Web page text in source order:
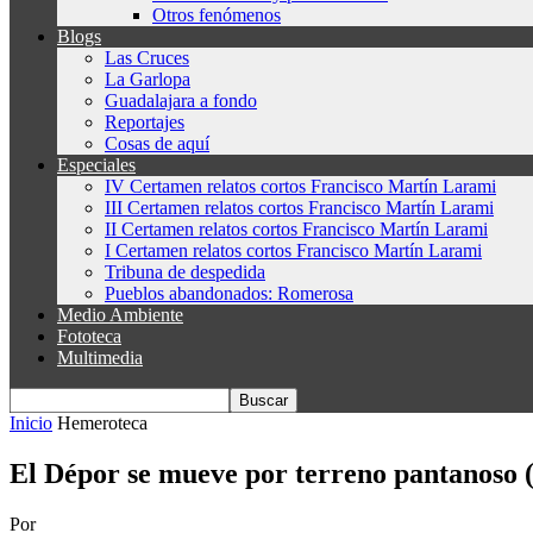
Otros fenómenos
Blogs
Las Cruces
La Garlopa
Guadalajara a fondo
Reportajes
Cosas de aquí
Especiales
IV Certamen relatos cortos Francisco Martín Larami
III Certamen relatos cortos Francisco Martín Larami
II Certamen relatos cortos Francisco Martín Larami
I Certamen relatos cortos Francisco Martín Larami
Tribuna de despedida
Pueblos abandonados: Romerosa
Medio Ambiente
Fototeca
Multimedia
Inicio Hemeroteca
El Dépor se mueve por terreno pantanoso
Por